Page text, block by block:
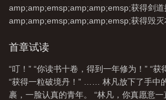
年
amp;amp;emsp;amp;amp;emsp;获得剑道
amp;amp;emsp;amp;amp;emsp;获得毁灭
首章试读
“叮！” “你读书十卷，得到一年修为！” “
“获得一粒破境丹！” …… 林凡放下了手中
裹，一脸认真的青年。 “林凡，你真愿意